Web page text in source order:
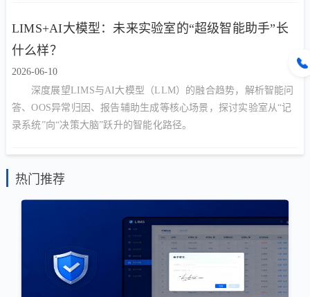
LIMS+AI大模型：未来实验室的“超级智能助手”长
什么样？
2026-06-10
深度展望LIMS与AI大模型（LLM）的融合趋势，解析智能问
答、OOS异常归因、报告辅助生成等核心场景，探讨实验室从“记
录系统”向“决策大脑”跃升的智能化路径。
热门推荐